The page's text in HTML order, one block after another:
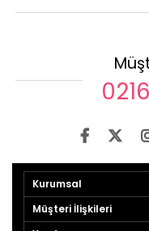
Kurumsal
Müşteri İlişkileri